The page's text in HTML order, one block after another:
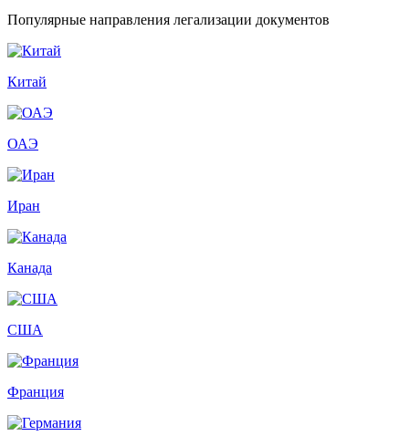
Популярные направления легализации документов
Китай
ОАЭ
Иран
Канада
США
Франция